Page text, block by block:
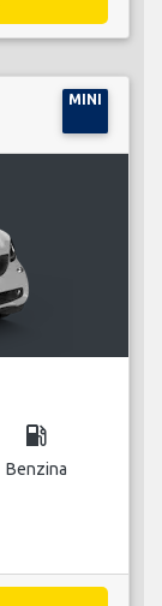
MINI
local_gas_station
Benzina